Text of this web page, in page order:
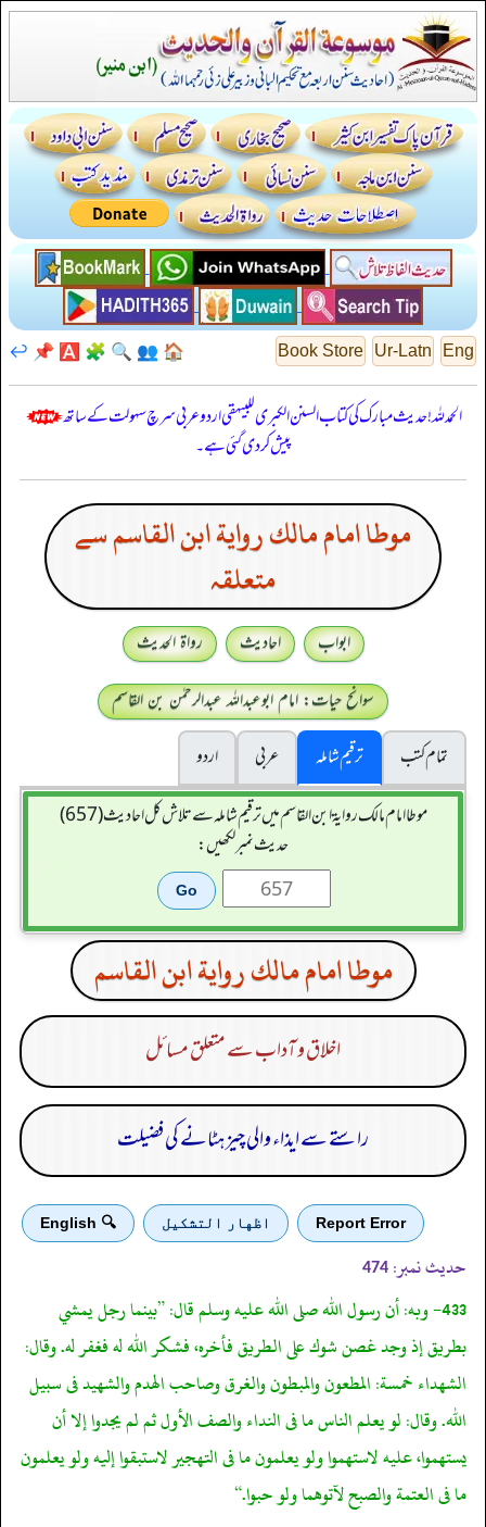
Eng
Ur-Latn
Book Store
🏠
👥
🔍
🧩
🅰️
📌
↩️
الحمدللہ! حدیث مبارک کی کتاب السنن الكبرى للبيهقي اردو عربی سرچ سہولت کے ساتھ
پیش کر دی گئی ہے۔
موطا امام مالك رواية ابن القاسم سے
متعلقہ
ابواب احادیث
رواۃ الحدیث
سوانح حیات: امام ابوعبداللہ عبدالرحمٰن بن القاسم
تمام کتب
ترقیم شاملہ عربی
اردو
موطا امام مالك رواية ابن القاسم میں ترقیم شاملہ سے تلاش کل احادیث (657)
حدیث نمبر لکھیں:
موطا امام مالك رواية ابن القاسم
اخلاق و آداب سے متعلق مسائل
راستے سے ایذاء والی چیز ہٹانے کی فضیلت
Report Error اظهار التشكيل 🔍 English
حدیث نمبر: 474
433- وبه: أن رسول الله صلى الله عليه وسلم قال: ”بينما رجل يمشي
بطريق إذ وجد غصن شوك على الطريق فأخره، فشكر الله له فغفر له. وقال:
الشهداء خمسة: المطعون والمبطون والغرق وصاحب الهدم والشهيد فى سبيل
الله. وقال: لو يعلم الناس ما فى النداء والصف الأول ثم لم يجدوا إلا أن
يستهموا، عليه لاستهموا ولو يعلمون ما فى التهجير لاستبقوا إليه ولو يعلمون
ما فى العتمة والصبح لآتوهما ولو حبوا.“